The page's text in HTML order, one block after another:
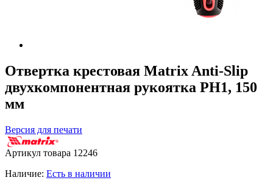
Отвертка крестовая Matrix Anti-Slip
двухкомпонентная рукоятка PH1, 150
мм
Версия для печати
Артикул товара 12246
Наличие: Есть в наличии